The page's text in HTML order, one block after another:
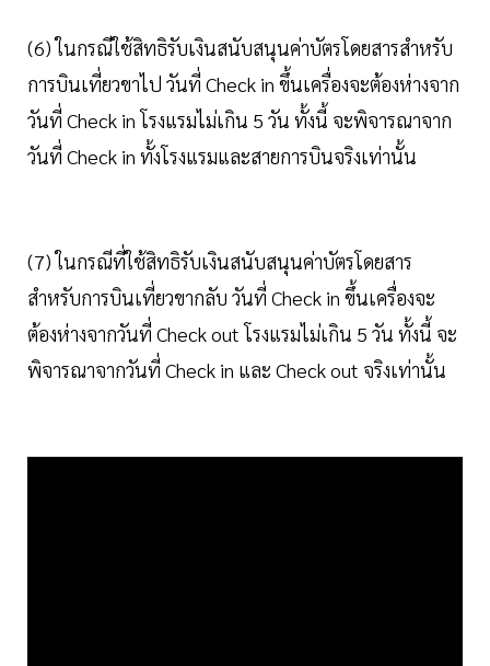
(6) ในกรณีใช้สิทธิรับเงินสนับสนุนค่าบัตรโดยสารสำหรับ
การบินเที่ยวขาไป วันที่ Check in ขึ้นเครื่องจะต้องห่างจาก
วันที่ Check in โรงแรมไม่เกิน 5 วัน ทั้งนี้ จะพิจารณาจาก
วันที่ Check in ทั้งโรงแรมและสายการบินจริงเท่านั้น
(7) ในกรณีที่ใช้สิทธิรับเงินสนับสนุนค่าบัตรโดยสาร
สำหรับการบินเที่ยวขากลับ วันที่ Check in ขึ้นเครื่องจะ
ต้องห่างจากวันที่ Check out โรงแรมไม่เกิน 5 วัน ทั้งนี้ จะ
พิจารณาจากวันที่ Check in และ Check out จริงเท่านั้น